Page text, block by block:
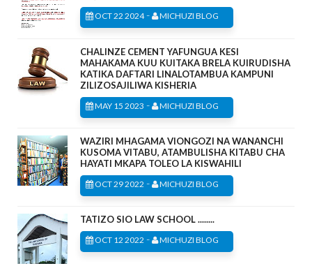
OCT 22 2024- MICHUZI BLOG
CHALINZE CEMENT YAFUNGUA KESI
MAHAKAMA KUU KUITAKA BRELA KUIRUDISHA
KATIKA DAFTARI LINALOTAMBUA KAMPUNI
ZILIZOSAJILIWA KISHERIA
MAY 15 2023 - MICHUZI BLOG
WAZIRI MHAGAMA VIONGOZI NA WANANCHI
KUSOMA VITABU, ATAMBULISHA KITABU CHA
HAYATI MKAPA TOLEO LA KISWAHILI
OCT 29 2022 - MICHUZI BLOG
TATIZO SIO LAW SCHOOL ........
OCT 12 2022 - MICHUZI BLOG